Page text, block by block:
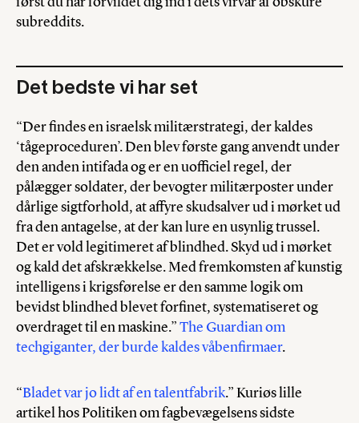
subreddits.
Det bedste vi har set
“Der findes en israelsk militærstrategi, der kaldes
‘tågeproceduren’. Den blev første gang anvendt under
den anden intifada og er en uofficiel regel, der
pålægger soldater, der bevogter militærposter under
dårlige sigtforhold, at affyre skudsalver ud i mørket ud
fra den antagelse, at der kan lure en usynlig trussel.
Det er vold legitimeret af blindhed. Skyd ud i mørket
og kald det afskrækkelse. Med fremkomsten af kunstig
intelligens i krigsførelse er den samme logik om
bevidst blindhed blevet forfinet, systematiseret og
overdraget til en maskine.”The Guardian om
techgiganter, der burde kaldes våbenfirmaer.
“Bladet var jo lidt af en talentfabrik.” Kuriøs lille
artikel hos Politiken om fagbevægelsens sidste